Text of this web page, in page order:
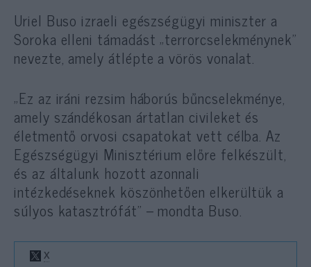
Uriel Buso izraeli egészségügyi miniszter a
Soroka elleni támadást „terrorcselekménynek”
nevezte, amely átlépte a vörös vonalat.
„Ez az iráni rezsim háborús bűncselekménye,
amely szándékosan ártatlan civileket és
életmentő orvosi csapatokat vett célba. Az
Egészségügyi Minisztérium előre felkészült,
és az általunk hozott azonnali
intézkedéseknek köszönhetően elkerültük a
súlyos katasztrófát” – mondta Buso.